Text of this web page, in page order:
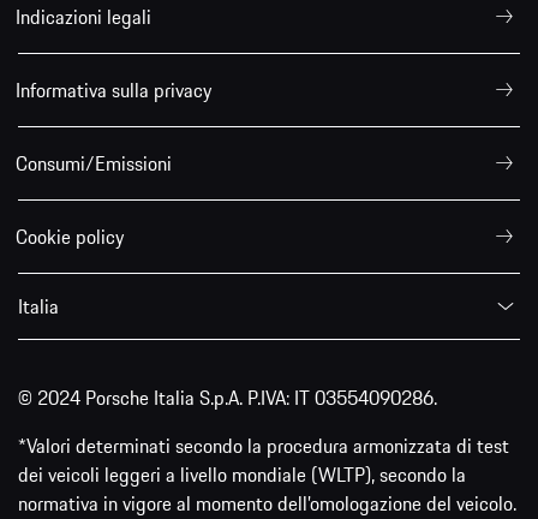
Indicazioni legali
Informativa sulla privacy
Consumi/Emissioni
Cookie policy
Italia
© 2024 Porsche Italia S.p.A. P.IVA: IT 03554090286.
*Valori determinati secondo la procedura armonizzata di test
dei veicoli leggeri a livello mondiale (WLTP), secondo la
normativa in vigore al momento dell’omologazione del veicolo.